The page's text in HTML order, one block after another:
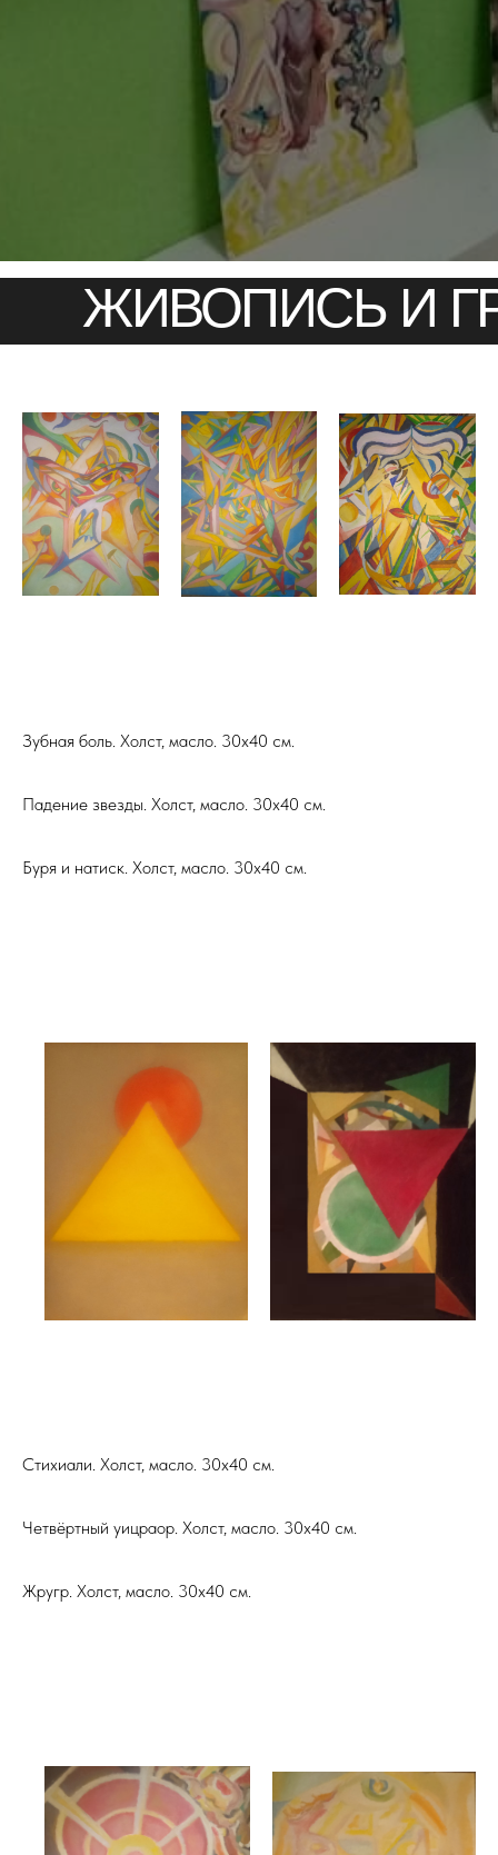
ЖИВОПИСЬ И
Зубная боль. Холст, масло. 30х40 см.
Падение звезды. Холст, масло. 30х40 см.
Буря и натиск. Холст, масло. 30х40 см.
Стихиали. Холст, масло. 30х40 см.
Четвёртный уицраор. Холст, масло. 30х40 см.
Жругр. Холст, масло. 30х40 см.